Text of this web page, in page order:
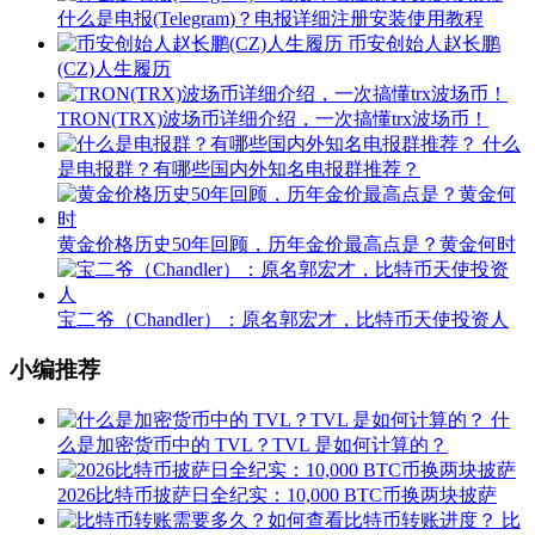
什么是电报(Telegram)？电报详细注册安装使用教程
币安创始人赵长鹏
(CZ)人生履历
TRON(TRX)波场币详细介绍，一次搞懂trx波场币！
什么
是电报群？有哪些国内外知名电报群推荐？
黄金价格历史50年回顾，历年金价最高点是？黄金何时
宝二爷（Chandler）：原名郭宏才，比特币天使投资人
小编推荐
什
么是加密货币中的 TVL？TVL 是如何计算的？
2026比特币披萨日全纪实：10,000 BTC币换两块披萨
比